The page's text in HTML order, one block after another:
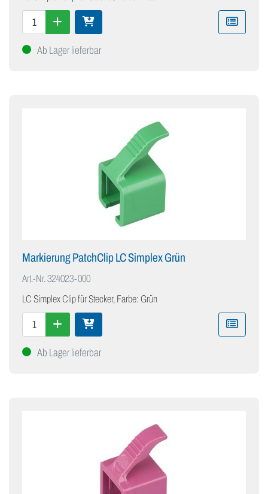
Ab Lager lieferbar
Markierung PatchClip LC Simplex Grün
Art.-Nr.324023-000
LC Simplex Clip für Stecker, Farbe: Grün
Ab Lager lieferbar